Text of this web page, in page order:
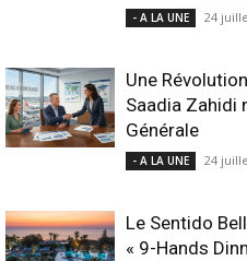
- A LA UNE 24
Une
Saadia Zahidi
Générale
- A LA UNE 24
Le Sentido
« 9-Hands